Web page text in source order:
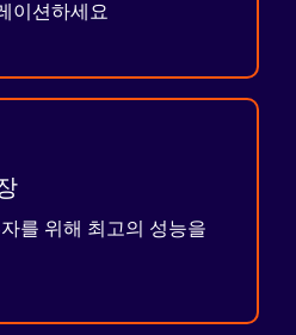
이션하세요
를 위해 최고의 성능을